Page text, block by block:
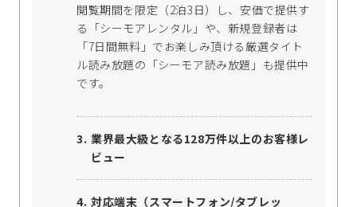
閲覧期間を限定（2泊3日）し、安価で提供す
る「シーモアレンタル」や、新規登録者は
「7日間無料」でお楽しみ頂ける厳選タイト
ル読み放題の「シーモア読み放題」も提供中
です。
業界最大級となる128万件以上のお客様レ
ビュー
対応端末（スマートフォン/タブレッ